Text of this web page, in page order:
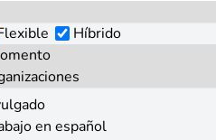
Híbrido
en español